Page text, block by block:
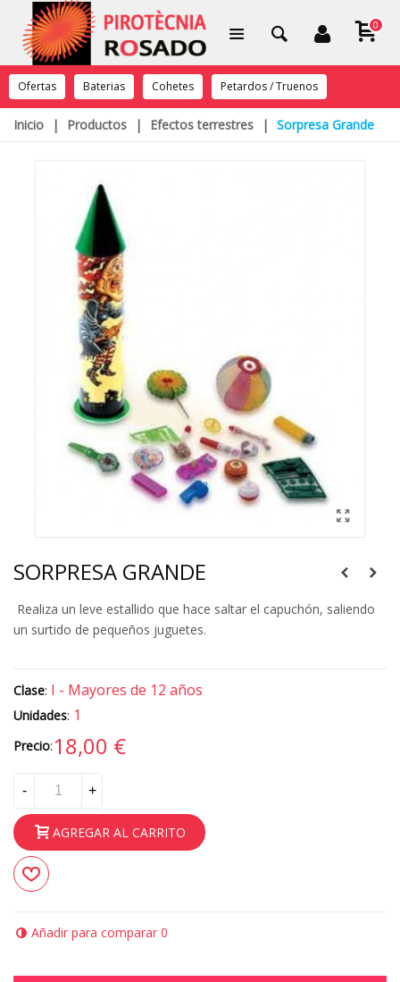
0
Ofertas Baterias Cohetes Petardos / Truenos
Inicio | Productos | Efectos terrestres | Sorpresa Grande
SORPRESA GRANDE
Realiza un leve estallido que hace saltar el capuchón, saliendo
un surtido de pequeños juguetes.
Clase: I - Mayores de 12 años
Unidades: 1
Precio:18,00 €
- +
AGREGAR AL CARRITO
Añadir para comparar 0